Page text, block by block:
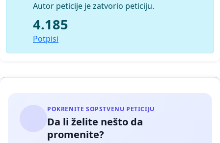
Autor peticije je zatvorio peticiju.
4.185
Potpisi
POKRENITE SOPSTVENU PETICIJU
Da li želite nešto da
promenite?